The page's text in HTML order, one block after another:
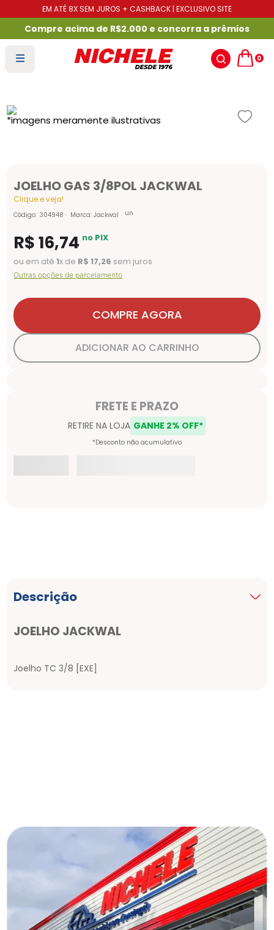
EM ATÉ 8X SEM JUROS + CASHBACK | EXCLUSIVO SITE
Compre acima de R$2.000 e concorra a prêmios
0
JOELHO GAS 3/8POL JACKWAL
Clique e veja!
Código: 304948 Marca:Jackwal un
R$16,74 no PIX
ou em até1x de R$ 17,26 sem juros
Outras opções de parcelamento
COMPRE AGORA
ADICIONAR AO CARRINHO
Descrição
JOELHO JACKWAL
Joelho TC 3/8 [EXE]